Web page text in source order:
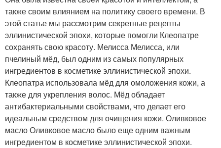
также своим влиянием на политику своего времени. В
этой статье мы рассмотрим секретные рецепты
эллинистической эпохи, которые помогли Клеопатре
сохранять свою красоту. Мелисса Мелисса, или
пчелиный мёд, был одним из самых популярных
ингредиентов в косметике эллинистической эпохи.
Клеопатра использовала мёд для омоложения кожи, а
также для укрепления волос. Мёд обладает
антибактериальными свойствами, что делает его
идеальным средством для очищения кожи. Оливковое
масло Оливковое масло было еще одним важным
ингредиентом в косметике эллинистической эпохи.